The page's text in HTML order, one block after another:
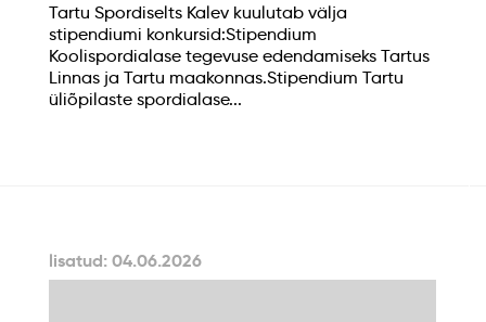
Tartu Spordiselts Kalev kuulutab välja
stipendiumi konkursid:Stipendium
Koolispordialase tegevuse edendamiseks Tartus
Linnas ja Tartu maakonnas.Stipendium Tartu
üliõpilaste spordialase...
lisatud: 04.06.2026